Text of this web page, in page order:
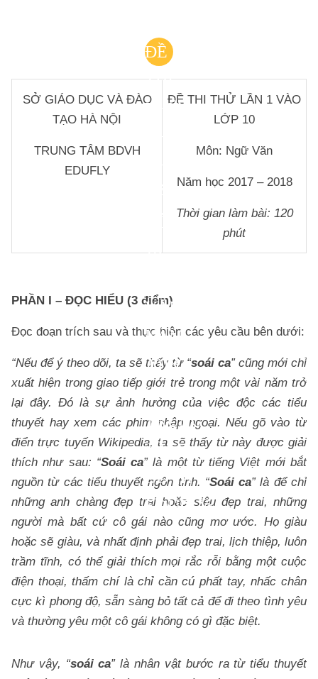
ĐỀ
THI
THỬ
CHÍNH
THỨC
VÀO
LỚP
10
VĂN
NĂM
2018
CỦA
TRUNG
TÂM
BDVH
EDUFLY:
SỞ GIÁO DỤC VÀ ĐÀO
TẠO HÀ NỘI
TRUNG TÂM BDVH
EDUFLY
ĐỀ THI THỬ LẦN 1 VÀO
LỚP 10
Môn: Ngữ Văn
Năm học 2017 – 2018
Thời gian làm bài: 120
phút
PHẦN I – ĐỌC HIỂU (3 điểm)
Đọc đoạn trích sau và thực hiện các yêu cầu bên dưới:
“Nếu để ý theo dõi, ta sẽ thấy từ “soái ca” cũng mới chỉ
xuất hiện trong giao tiếp giới trẻ trong một vài năm trở
lại đây. Đó là sự ảnh hưởng của việc độc các tiểu
thuyết hay xem các phim nhập ngoại. Nếu gõ vào từ
điển trực tuyến Wikipedia, ta sẽ thấy từ này được giải
thích như sau: “Soái ca” là một từ tiếng Việt mới bắt
nguồn từ các tiểu thuyết ngôn tinh. “Soái ca” là để chỉ
những anh chàng đẹp trai hoặc siêu đẹp trai, những
người mà bất cứ cô gái nào cũng mơ ước. Họ giàu
hoặc sẽ giàu, và nhất định phải đẹp trai, lịch thiệp, luôn
trầm tĩnh, có thể giải thích mọi rắc rỗi bằng một cuộc
điện thoại, thấm chí là chỉ cần cú phất tay, nhấc chân
cực kì phong độ, sẵn sàng bỏ tất cả để đi theo tình yêu
và thường yêu một cô gái không có gì đặc biệt.
Như vậy, “soái ca” là nhân vật bước ra từ tiểu thuyết